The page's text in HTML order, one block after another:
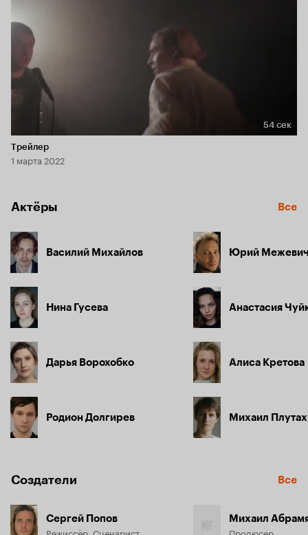
Длительность 54 сек
54 сек
Трейлер
1 марта 2022
Актёры Все
Василий Михайлов
Нина Гусева
Дарья Ворохобко
Родион Долгирев
Юрий
Анастасия
Алиса Кретова
Михаил
Создатели Все
Сергей Попов
Режиссёр, Сценарист
Михаил
Продюсер